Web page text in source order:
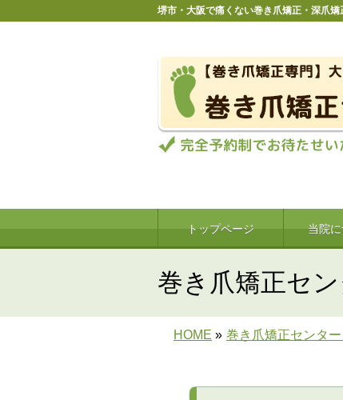
堺市・大阪で痛くない巻き爪矯正・深爪
トップページ 当院
巻き爪矯正セ
HOME » 巻き爪矯正センタ